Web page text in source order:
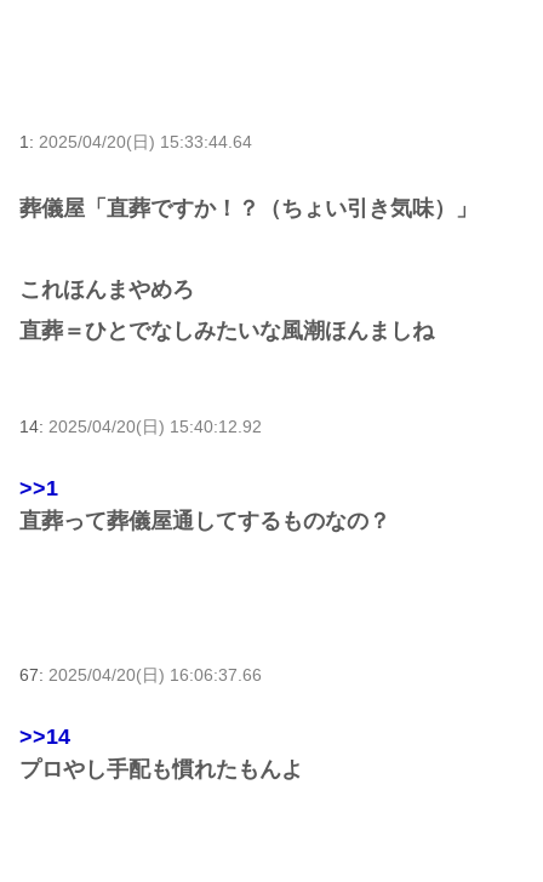
1: 2025/04/20(日) 15:33:44.64
葬儀屋「直葬ですか！？（ちょい引き気味）」
これほんまやめろ
直葬＝ひとでなしみたいな風潮ほんましね
14: 2025/04/20(日) 15:40:12.92
>>1
直葬って葬儀屋通してするものなの？
67: 2025/04/20(日) 16:06:37.66
>>14
プロやし手配も慣れたもんよ